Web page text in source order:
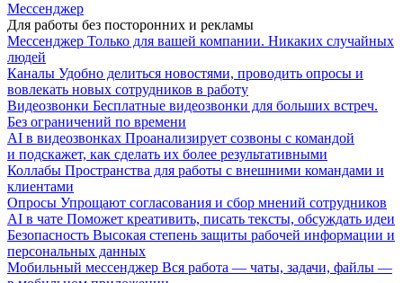
Мессенджер
Для работы без посторонних и рекламы
Мессенджер Только для вашей компании. Никаких случайных
людей
Каналы Удобно делиться новостями, проводить опросы и
вовлекать новых сотрудников в работу
Видеозвонки Бесплатные видеозвонки для больших встреч.
Без ограничений по времени
AI в видеозвонках Проанализирует созвоны с командой
и подскажет, как сделать их более результативными
Коллабы Пространства для работы с внешними командами и
клиентами
Опросы Упрощают согласования и сбор мнений сотрудников
AI в чате Поможет креативить, писать тексты, обсуждать идеи
Безопасность Высокая степень защиты рабочей информации и
персональных данных
Мобильный мессенджер Вся работа — чаты, задачи, файлы —